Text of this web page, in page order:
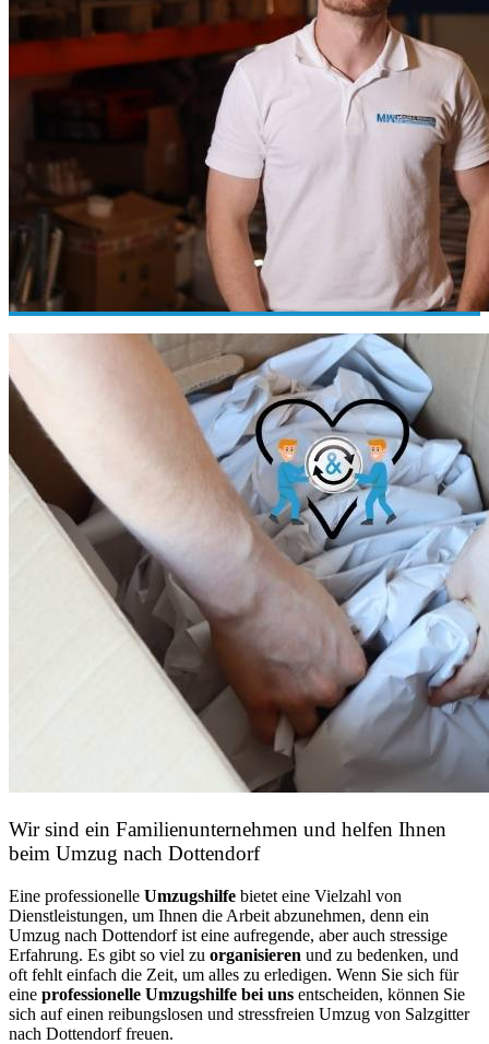
Wir sind ein Familienunternehmen und helfen Ihnen
beim Umzug nach Dottendorf
Eine professionelle Umzugshilfe bietet eine Vielzahl von
Dienstleistungen, um Ihnen die Arbeit abzunehmen, denn ein
Umzug nach Dottendorf ist eine aufregende, aber auch stressige
Erfahrung. Es gibt so viel zu organisieren und zu bedenken, und
oft fehlt einfach die Zeit, um alles zu erledigen. Wenn Sie sich für
eine professionelle Umzugshilfe bei uns entscheiden, können Sie
sich auf einen reibungslosen und stressfreien Umzug von Salzgitter
nach Dottendorf freuen.